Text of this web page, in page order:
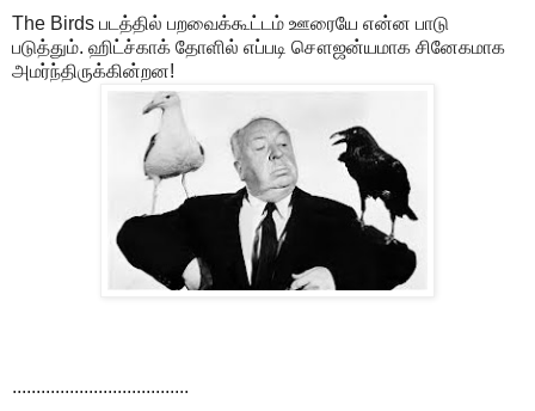
The Birds படத்தில் பறவைக்கூட்டம் ஊரையே என்ன பாடு
படுத்தும். ஹிட்ச்காக் தோளில் எப்படி சௌஜன்யமாக சினேகமாக
அமர்ந்திருக்கின்றன!
.....................................